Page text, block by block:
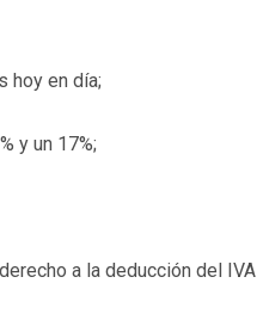
hoy en día;
y un 17%;
a la deducción del